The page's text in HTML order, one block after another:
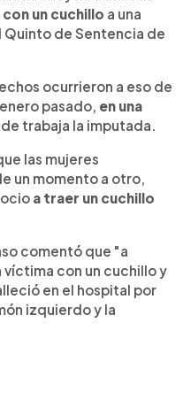
con un cuchillo a una
Quinto de Sentencia de
ocurrieron a eso de
pasado, en una
trabaja la imputada.
las mujeres
un momento a otro,
a traer un cuchillo
comentó que "a
víctima con un cuchillo y
en el hospital por
izquierdo y la